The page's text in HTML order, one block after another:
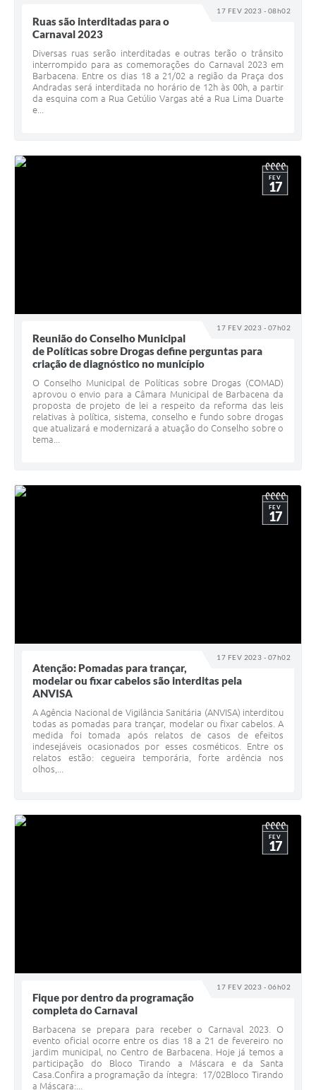
17 FEV 2023 - 08h02
Ruas são interditadas para o
Carnaval 2023
Diversas ruas serão interditadas e outras terão o trânsito
interrompido para as comemorações do Carnaval 2023 em
Barbacena. Entre os dias 18 a 21/02 a região da Praça dos
Andradas será interditada no horário de 12h às 00h, a partir
da esquina com a Rua Getúlio Vargas até a Rua Lima Duarte
e...
17 FEV 2023 - 07h02
FEV
17
Reunião do Conselho Municipal
de Políticas sobre Drogas define perguntas para
criação de diagnóstico no município
O Conselho Municipal de Políticas sobre Drogas (COMAD)
aprovou o envio para a Câmara Municipal de Barbacena da
proposta de projeto de lei a respeito da reforma das leis
relativas à política, sistema, conselho e fundo sobre drogas
que atualizará e modernizará a atuação do Conselho sobre o
tema...
17 FEV 2023 - 07h02
FEV
17
Atenção: Pomadas para trançar,
modelar ou fixar cabelos são interditas pela
ANVISA
A Agência Nacional de Vigilância Sanitária (ANVISA) interditou
todas as pomadas para trançar, modelar ou fixar cabelos. A
medida foi tomada após relatos de casos de efeitos
indesejáveis ocasionados por esses cosméticos. Entre os
relatos estão: cegueira temporária, forte ardência nos
olhos,...
17 FEV 2023 - 06h02
FEV
17
Fique por dentro da programação
completa do Carnaval
Barbacena se prepara para receber o Carnaval 2023. O
evento oficial ocorre entre os dias 18 a 21 de fevereiro no
jardim municipal, no Centro de Barbacena. Hoje já temos a
participação do Bloco Tirando a Máscara e da Santa
Casa.Confira a programação da íntegra: 17/02Bloco Tirando
a Máscara:...